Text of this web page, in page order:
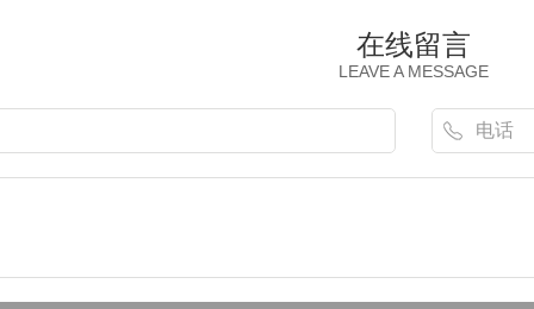
在线留言
LEAVE A MESSAGE